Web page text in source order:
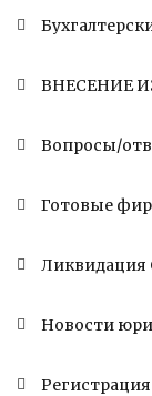
ВНЕСЕНИЕ
Вопросы/
Готовые
Новости